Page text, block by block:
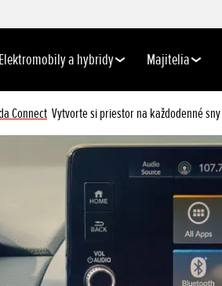
Elektromobily a hybridy Majitelia
Connect Vytvorte si priestor na každodenné sny